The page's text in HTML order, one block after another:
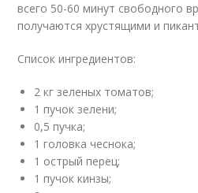
всего 50-60 минут свободного
получаются хрустящими и
Список ингредиентов:
2 кг зеленых томатов;
1 пучок зелени;
0,5 пучка;
1 головка чеснока;
1 острый перец;
1 пучок кинзы;